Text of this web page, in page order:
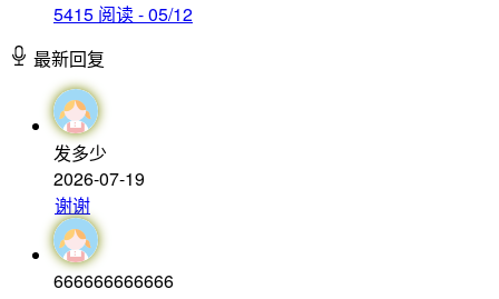
5415 阅读 - 05/12
最新回复
发多少
2026-07-19
谢谢
666666666666